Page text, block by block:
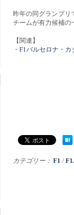
昨年の同グランプリ
チームが有力候補の
【関連】
・ F1バルセロナ・カ
カテゴリー： F1 /